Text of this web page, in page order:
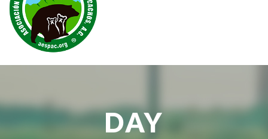
DAY